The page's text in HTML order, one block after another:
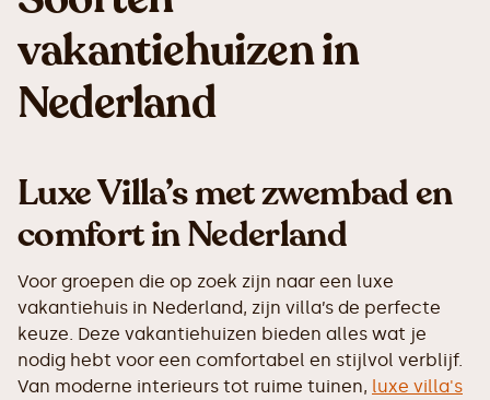
vakantiehuizen in
Nederland
‍Luxe Villa’s met zwembad en
comfort in Nederland
Voor groepen die op zoek zijn naar een luxe
vakantiehuis in Nederland, zijn villa’s de perfecte
keuze. Deze vakantiehuizen bieden alles wat je
nodig hebt voor een comfortabel en stijlvol verblijf.
Van moderne interieurs tot ruime tuinen, luxe villa's